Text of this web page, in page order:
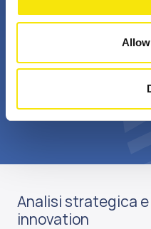
professionals
Scopri
Analisi strategica e
innovation